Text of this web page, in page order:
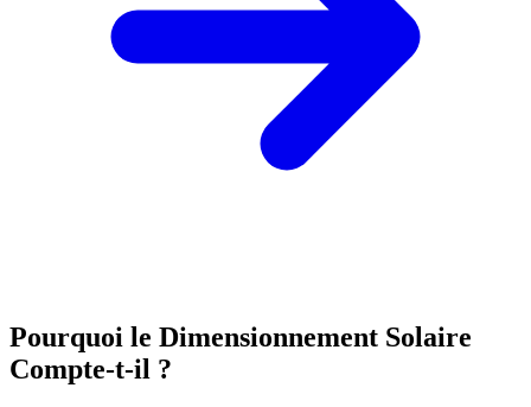
Pourquoi le Dimensionnement Solaire
Compte-t-il ?